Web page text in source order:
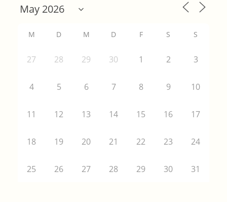
M D M D F S S
27 28 29 30 1 2 3
4 5 6 7 8 9 10
11 12 13 14 15 16 17
18 19 20 21 22 23 24
25 26 27 28 29 30 31